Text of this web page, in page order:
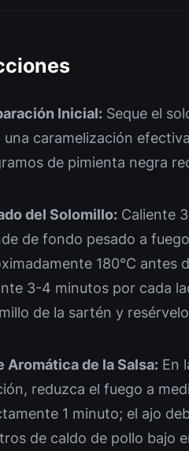
Inicial: Seque el
una caramelización
de pimienta negra
del Solomillo: Caliente
de fondo pesado a
180°C antes
3-4 minutos por cada
de la sartén y
Aromática de la Salsa: En
reduzca el fuego a
1 minuto; el ajo
de caldo de pollo bajo